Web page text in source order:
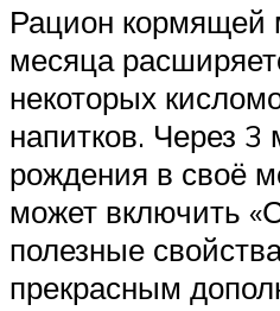
Рацион кормящей
месяца
некоторых
напитков. Через 3
рождения в своё
может включить
полезные
прекрасным